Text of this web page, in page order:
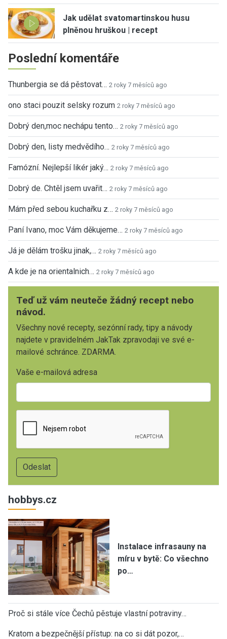
Jak udělat svatomartinskou husu
plněnou hruškou | recept
Poslední komentáře
Thunbergia se dá pěstovat… 2 roky 7 měsíců ago
ono staci pouzit selsky rozum 2 roky 7 měsíců ago
Dobrý den,moc nechápu tento… 2 roky 7 měsíců ago
Dobrý den, listy medvědího… 2 roky 7 měsíců ago
Famózní. Nejlepší likér jaký… 2 roky 7 měsíců ago
Dobrý de. Chtěl jsem uvařit… 2 roky 7 měsíců ago
Mám před sebou kuchařku z… 2 roky 7 měsíců ago
Paní Ivano, moc Vám děkujeme… 2 roky 7 měsíců ago
Já je dělám trošku jinak,… 2 roky 7 měsíců ago
A kde je na orientalnich… 2 roky 7 měsíců ago
Teď už vám neuteče žádný recept nebo
návod.
Všechny nové recepty, sezónní rady, tipy a návody
najdete v pravidelném JakTak zpravodaji ve své e-
mailové schránce. ZDARMA.
Vaše e-mailová adresa
hobbys.cz
Instalace infrasauny na
míru v bytě: Co všechno
po…
Proč si stále více Čechů pěstuje vlastní potraviny…
Kratom a bezpečnější přístup: na co si dát pozor,…